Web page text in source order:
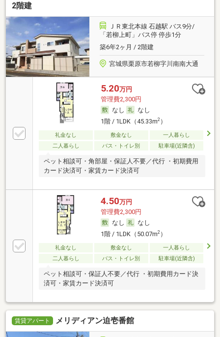
2階建
ＪＲ東北本線 石越駅 バス9分/
「若柳上町」バス停 停歩1分
築6年2ヶ月 / 2階建
宮城県栗原市若柳字川南南大通
5.20万円
管理費2,300円
なし
なし
1階 / 1LDK（45.33m2）
礼金なし 敷金なし
一人暮らし
二人暮らし
バス・トイレ別 駐車場(近隣含)
ペット相談可・角部屋・保証人不要／代行 ・初期費用
カード決済可・家賃カード決済可
4.50万円
管理費2,300円
なし
なし
1階 / 1LDK（50.07m2）
礼金なし 敷金なし
一人暮らし
二人暮らし
バス・トイレ別 駐車場(近隣含)
ペット相談可・保証人不要／代行 ・初期費用カード決
済可・家賃カード決済可
賃貸アパート メリディアン迫壱番館